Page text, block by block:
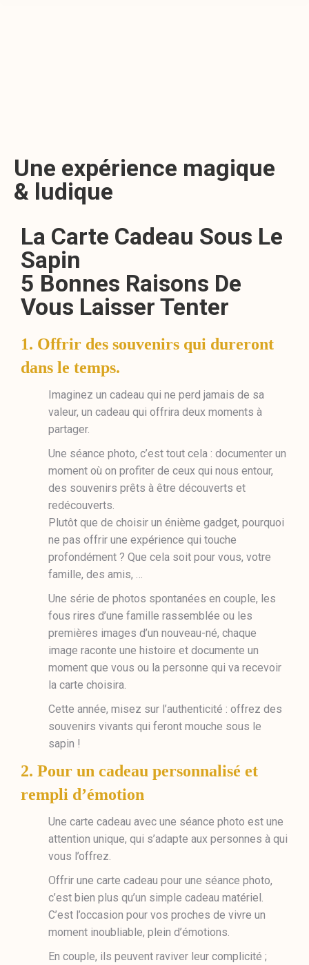
Une expérience magique
& ludique
La Carte Cadeau Sous Le
Sapin
5 Bonnes Raisons De
Vous Laisser Tenter
1. Offrir des souvenirs qui dureront
dans le temps.
Imaginez un cadeau qui ne perd jamais de sa
valeur, un cadeau qui offrira deux moments à
partager.
Une séance photo, c’est tout cela : documenter un
moment où on profiter de ceux qui nous entour,
des souvenirs prêts à être découverts et
redécouverts.
Plutôt que de choisir un énième gadget, pourquoi
ne pas offrir une expérience qui touche
profondément ? Que cela soit pour vous, votre
famille, des amis, …
Une série de photos spontanées en couple, les
fous rires d’une famille rassemblée ou les
premières images d’un nouveau-né, chaque
image raconte une histoire et documente un
moment que vous ou la personne qui va recevoir
la carte choisira.
Cette année, misez sur l’authenticité : offrez des
souvenirs vivants qui feront mouche sous le
sapin !
2. Pour un cadeau personnalisé et
rempli d’émotion
Une carte cadeau avec une séance photo est une
attention unique, qui s’adapte aux personnes à qui
vous l’offrez.
Offrir une carte cadeau pour une séance photo,
c’est bien plus qu’un simple cadeau matériel.
C’est l’occasion pour vos proches de vivre un
moment inoubliable, plein d’émotions.
En couple, ils peuvent raviver leur complicité ;